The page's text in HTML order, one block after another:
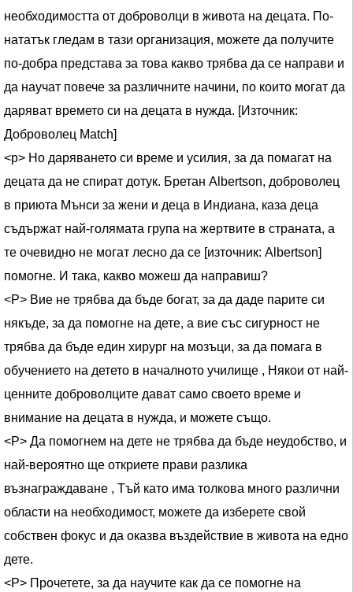
необходимостта от доброволци в живота на децата. По-
нататък гледам в тази организация, можете да получите
по-добра представа за това какво трябва да се направи и
да научат повече за различните начини, по които могат да
даряват времето си на децата в нужда. [Източник:
Доброволец Match]
<р> Но даряването си време и усилия, за да помагат на
децата да не спират дотук. Бретан Albertson, доброволец
в приюта Мънси за жени и деца в Индиана, каза деца
съдържат най-голямата група на жертвите в страната, а
те очевидно не могат лесно да се [източник: Albertson]
помогне. И така, какво можеш да направиш?
<Р> Вие не трябва да бъде богат, за да даде парите си
някъде, за да помогне на дете, а вие със сигурност не
трябва да бъде един хирург на мозъци, за да помага в
обучението на детето в началното училище , Някои от най-
ценните доброволците дават само своето време и
внимание на децата в нужда, и можете също.
<Р> Да помогнем на дете не трябва да бъде неудобство, и
най-вероятно ще откриете прави разлика
възнаграждаване , Тъй като има толкова много различни
области на необходимост, можете да изберете свой
собствен фокус и да оказва въздействие в живота на едно
дете.
<Р> Прочетете, за да научите как да се помогне на